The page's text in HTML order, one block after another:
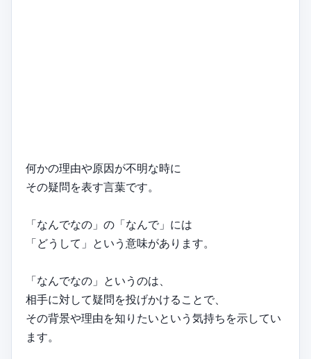
何かの理由や原因が不明な時に
その疑問を表す言葉です。
「なんでなの」の「なんで」には
「どうして」という意味があります。
「なんでなの」というのは、
相手に対して疑問を投げかけることで、
その背景や理由を知りたいという気持ちを示してい
ます。